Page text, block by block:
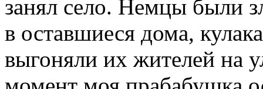
занял село. Немцы были
в оставшиеся дома,
выгоняли их жителей на